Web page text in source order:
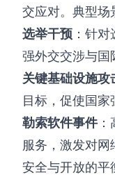
交应对。典型场
选举干预 ：针
强外交交涉与国
关键基础设施攻
目标，促使国家
勒索软件事件：
服务，激发对网
安全与开放的平